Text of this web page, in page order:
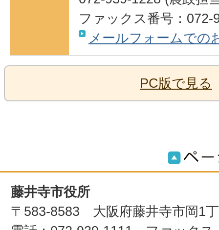
ファックス番号：072-
メールフォームでの
PC版で見る
藤井寺市役所
〒583-8583 大阪府藤井寺市岡1